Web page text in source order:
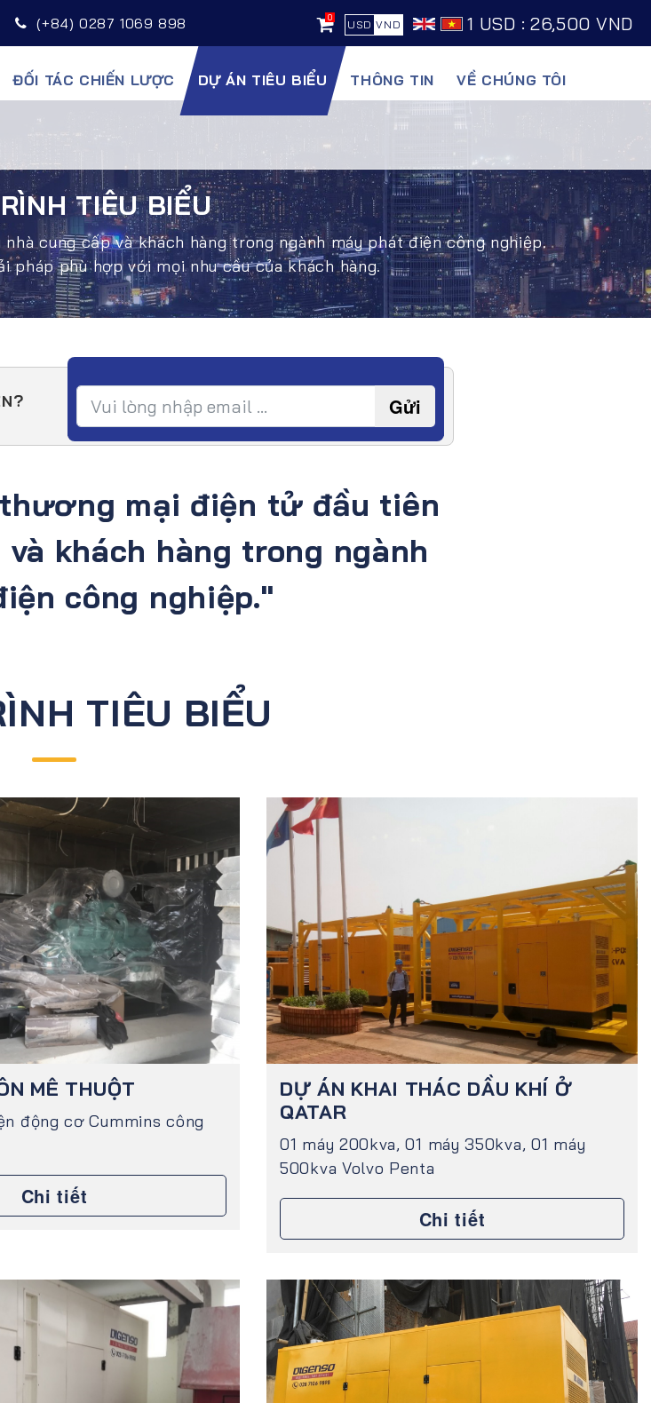
(+84) 0287 1069 898 0
USD VND 1 USD : 26,500 VND
ĐỐI TÁC CHIẾN LƯỢC DỰ ÁN TIÊU BIỂU THÔNG TIN VỀ CHÚNG TÔI
TIÊU BIỂU
cung cấp và khách hàng trong ngành máy phát điện công nghiệp.
pháp phù hợp với mọi nhu cầu của khách hàng.
Gửi
mại điện tử đầu tiên
khách hàng trong ngành
công nghiệp."
TIÊU BIỂU
MÊ THUỘT
động cơ Cummins công
Chi tiết
DỰ ÁN KHAI THÁC DẦU KHÍ Ở
QATAR
01 máy 200kva, 01 máy 350kva, 01 máy
500kva Volvo Penta
Chi tiết